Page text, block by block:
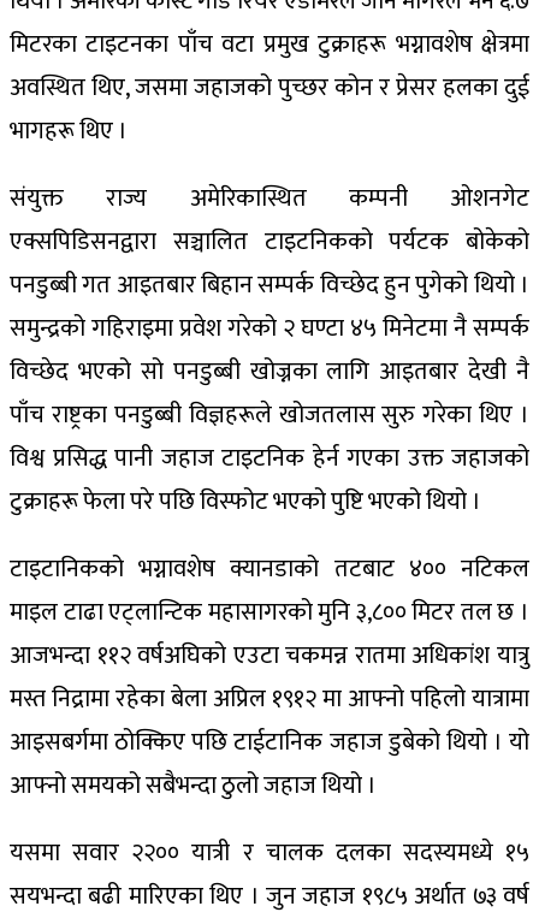
मिटरका टाइटनका पाँच वटा प्रमुख टुक्राहरू भग्नावशेष क्षेत्रमा
अवस्थित थिए, जसमा जहाजको पुच्छर कोन र प्रेसर हलका दुई
भागहरू थिए ।
संयुक्त राज्य अमेरिकास्थित कम्पनी ओशनगेट
एक्सपिडिसनद्वारा सञ्चालित टाइटनिकको पर्यटक बोकेको
पनडुब्बी गत आइतबार बिहान सम्पर्क विच्छेद हुन पुगेको थियो ।
समुन्द्रको गहिराइमा प्रवेश गरेको २ घण्टा ४५ मिनेटमा नै सम्पर्क
विच्छेद भएको सो पनडुब्बी खोज्नका लागि आइतबार देखी नै
पाँच राष्ट्रका पनडुब्बी विज्ञहरूले खोजतलास सुरु गरेका थिए ।
विश्व प्रसिद्ध पानी जहाज टाइटनिक हेर्न गएका उक्त जहाजको
टुक्राहरू फेला परे पछि विस्फोट भएको पुष्टि भएको थियो ।
टाइटानिकको भग्नावशेष क्यानडाको तटबाट ४०० नटिकल
माइल टाढा एट्लान्टिक महासागरको मुनि ३,८०० मिटर तल छ ।
आजभन्दा ११२ वर्षअघिको एउटा चकमन्न रातमा अधिकांश यात्रु
मस्त निद्रामा रहेका बेला अप्रिल १९१२ मा आफ्नो पहिलो यात्रामा
आइसबर्गमा ठोक्किए पछि टाईटानिक जहाज डुबेको थियो । यो
आफ्नो समयको सबैभन्दा ठुलो जहाज थियो ।
यसमा सवार २२०० यात्री र चालक दलका सदस्यमध्ये १५
सयभन्दा बढी मारिएका थिए । जुन जहाज १९८५ अर्थात ७३ वर्ष